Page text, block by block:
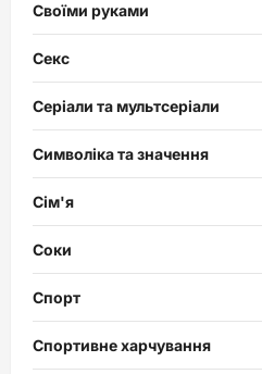
Своїми руками
Секс
Серіали та мультсеріали
Символіка та значення
Сім'я
Соки
Спорт
Спортивне харчування